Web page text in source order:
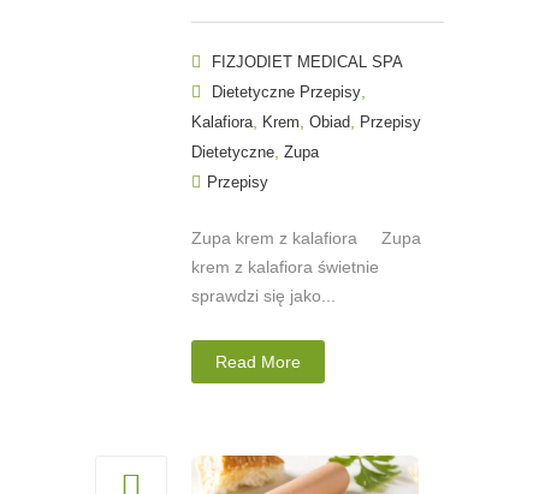
FIZJODIET MEDICAL SPA
Dietetyczne Przepisy
Kalafiora Krem Obiad
Przepisy
Dietetyczne Zupa
Przepisy
Zupa krem z kalafiora Zupa
krem z kalafiora świetnie
sprawdzi się jako...
Read More